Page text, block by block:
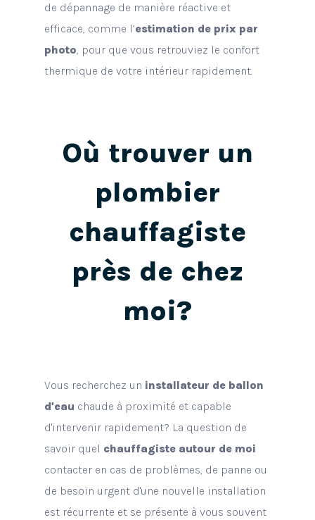
de dépannage de manière réactive et
efficace, comme l’estimation de prix par
photo, pour que vous retrouviez le confort
thermique de votre intérieur rapidement.
Où trouver un
plombier
chauffagiste
près de chez
moi?
Vous recherchez un installateur de ballon
d'eau chaude à proximité et capable
d'intervenir rapidement? La question de
savoir quel chauffagiste autour de moi
contacter en cas de problèmes, de panne ou
de besoin urgent d'une nouvelle installation
est récurrente et se présente à vous souvent